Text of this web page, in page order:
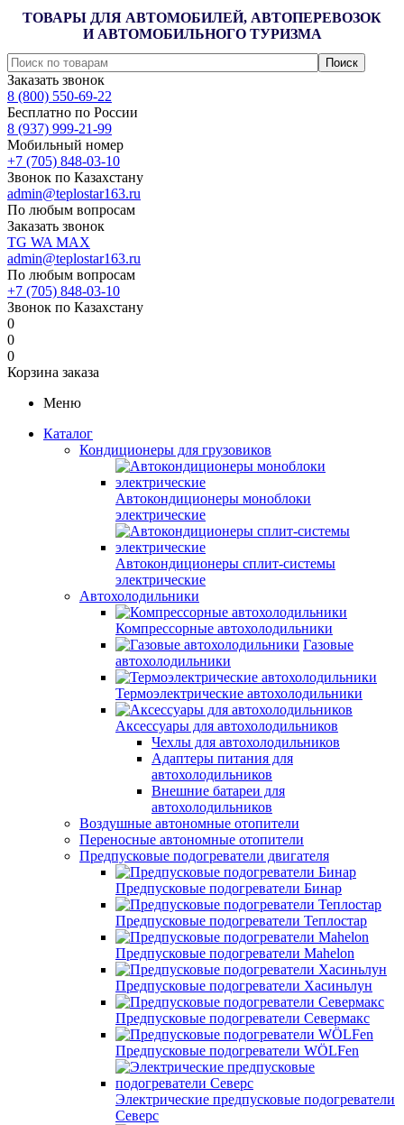
ТОВАРЫ ДЛЯ АВТОМОБИЛЕЙ, АВТОПЕРЕВОЗОК
И АВТОМОБИЛЬНОГО ТУРИЗМА
Заказать звонок
8 (800) 550-69-22
Бесплатно по России
8 (937) 999-21-99
Мобильный номер
+7 (705) 848-03-10
Звонок по Казахстану
admin@teplostar163.ru
По любым вопросам
Заказать звонок
TG WA MAX
admin@teplostar163.ru
По любым вопросам
+7 (705) 848-03-10
Звонок по Казахстану
0
0
0
Корзина заказа
Меню
Каталог
Кондиционеры для грузовиков
Автокондиционеры моноблоки
электрические
Автокондиционеры сплит-системы
электрические
Автохолодильники
Компрессорные автохолодильники
Газовые
автохолодильники
Термоэлектрические автохолодильники
Аксессуары для автохолодильников
Чехлы для автохолодильников
Адаптеры питания для
автохолодильников
Внешние батареи для
автохолодильников
Воздушные автономные отопители
Переносные автономные отопители
Предпусковые подогреватели двигателя
Предпусковые подогреватели Бинар
Предпусковые подогреватели Теплостар
Предпусковые подогреватели Mahelon
Предпусковые подогреватели Хасиньлун
Предпусковые подогреватели Севермакс
Предпусковые подогреватели WÖLFen
Электрические предпусковые подогреватели
Северс